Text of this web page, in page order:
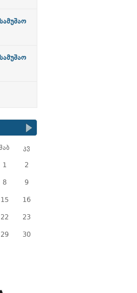
კვ
1 2
8 9
15 16
22 23
29 30